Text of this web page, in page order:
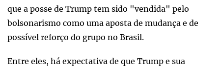
que a posse de Trump tem sido "vendida" pelo
bolsonarismo como uma aposta de mudança e de
possível reforço do grupo no Brasil.
Entre eles, há expectativa de que Trump e sua